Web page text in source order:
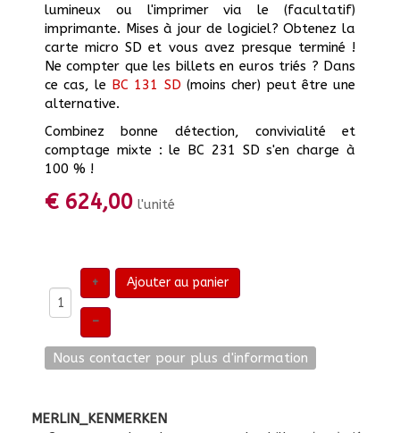
lumineux ou l'imprimer via le (facultatif)
imprimante. Mises à jour de logiciel? Obtenez la
carte micro SD et vous avez presque terminé !
Ne compter que les billets en euros triés ? Dans
ce cas, le BC 131 SD (moins cher) peut être une
alternative.
Combinez bonne détection, convivialité et
comptage mixte : le BC 231 SD s'en charge à
100 % !
€ 624,00 l'unité
+
–
Ajouter au panier
MERLIN_KENMERKEN